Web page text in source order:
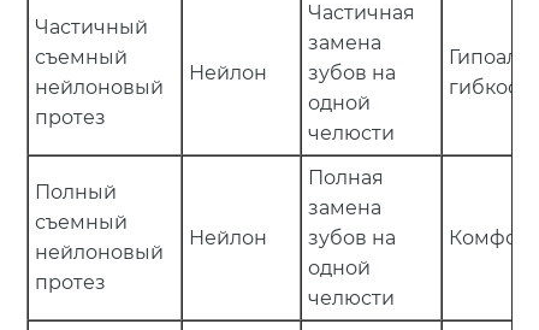
Частичный
съемный
нейлоновый
протез
Нейлон
Частичная
замена
зубов на
одной
челюсти
гибкость
Полный
съемный
нейлоновый
протез
Нейлон
Полная
замена
зубов на
одной
челюсти